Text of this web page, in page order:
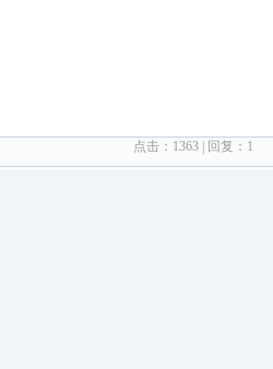
点击： 1363 | 回复： 1